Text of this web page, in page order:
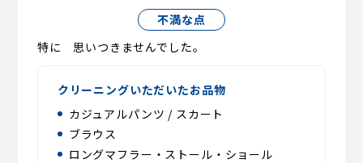
不満な点
特に 思いつきませんでした。
クリーニングいただいたお品物
カジュアルパンツ / スカート
ブラウス
ロングマフラー・ストール・ショール